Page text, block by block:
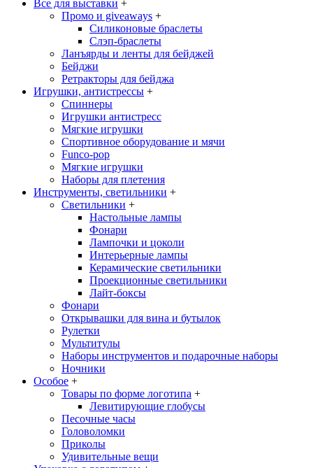
Все для выставки +
Промо и giveaways +
Силиконовые браслеты
Cлэп-браслеты
Ланъярды и ленты для бейджей
Бейджи
Ретракторы для бейджа
Игрушки, антистрессы +
Спиннеры
Игрушки антистресс
Мягкие игрушки
Спортивное оборудование и мячи
Funco-pop
Мягкие игрушки
Наборы для плетения
Инструменты, светильники +
Светильники +
Настольные лампы
Фонари
Лампочки и цоколи
Интерьерные лампы
Керамические светильники
Проекционные светильники
Лайт-боксы
Фонари
Открывашки для вина и бутылок
Рулетки
Мультитулы
Наборы инструментов и подарочные наборы
Ночники
Особое +
Товары по форме логотипа +
Левитирующие глобусы
Песочные часы
Головоломки
Приколы
Удивительные вещи